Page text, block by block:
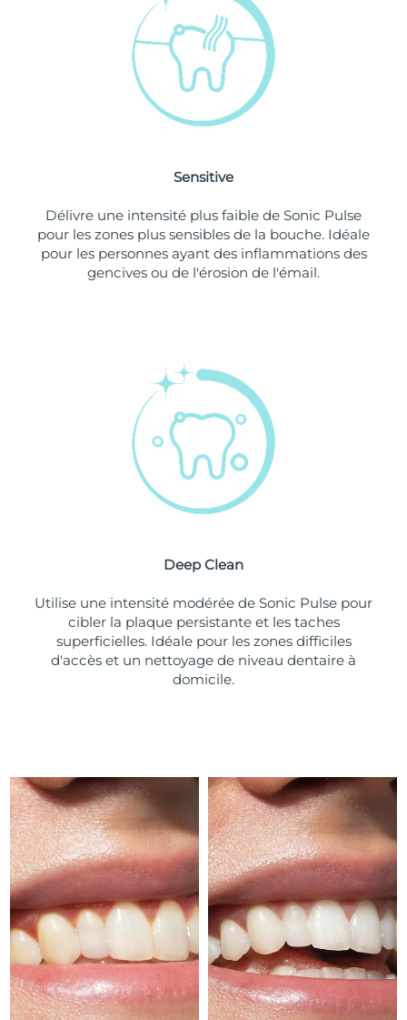
Sensitive
Délivre une intensité plus faible de Sonic Pulse
pour les zones plus sensibles de la bouche. Idéale
pour les personnes ayant des inflammations des
gencives ou de l'érosion de l'émail.
Deep Clean
Utilise une intensité modérée de Sonic Pulse pour
cibler la plaque persistante et les taches
superficielles. Idéale pour les zones difficiles
d'accès et un nettoyage de niveau dentaire à
domicile.
Livraison estimée
Livraison estimée
Livraison estimée
Livraison estimée
Espagne Livraison estimée 8/8/26
Livraison estimée
Livraison estimée
Livraison estimée
Émirats arabes unis Livraison estimée
Livraison estimée
Ouzbékistan Livraison estimée8/13/26
Viêt Nam Livraison estimée8/14/26